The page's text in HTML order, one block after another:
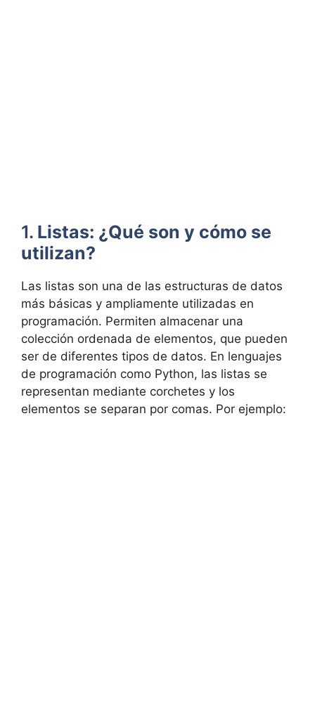
1. Listas: ¿Qué son y cómo se
utilizan?
Las listas son una de las estructuras de datos
más básicas y ampliamente utilizadas en
programación. Permiten almacenar una
colección ordenada de elementos, que pueden
ser de diferentes tipos de datos. En lenguajes
de programación como Python, las listas se
representan mediante corchetes y los
elementos se separan por comas. Por ejemplo: